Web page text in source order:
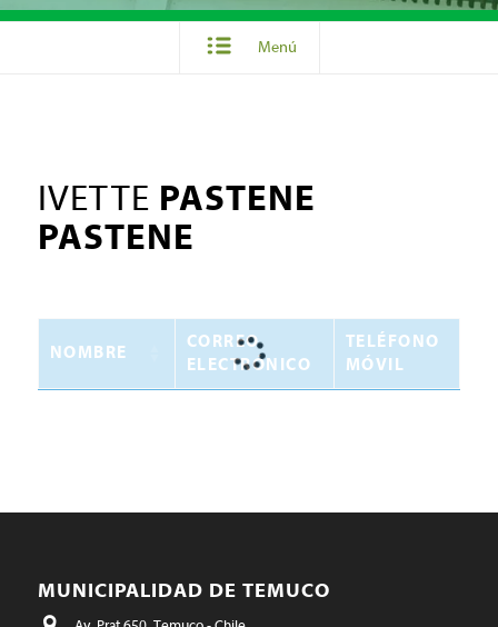
Menú
IVETTE PASTENE
PASTENE
NOMBRE
CORREO
ELECTRÓNICO
TELÉFONO
MÓVIL
MUNICIPALIDAD DE TEMUCO